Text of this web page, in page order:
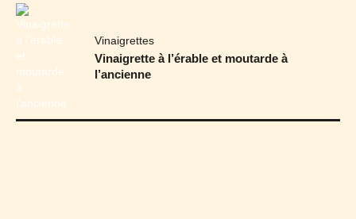
Vinaigrettes
Vinaigrette à l’érable et moutarde à
l’ancienne